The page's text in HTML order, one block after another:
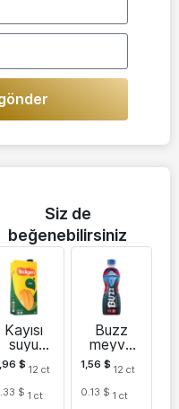
Siz de
beğenebilirsiniz
Kayısı
suyu
$ 12 ct
$ 1 ct
Buzz
meyve
suyu
içeceği
1,56$ 12 ct
0.13 $ 1 ct